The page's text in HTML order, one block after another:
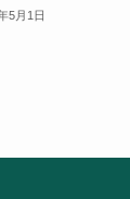
5月1日